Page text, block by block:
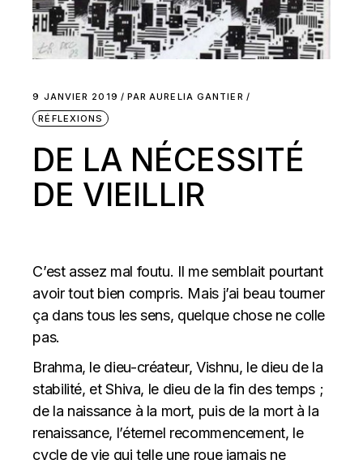
9 JANVIER 2019 PAR AURELIA GANTIER
RÉFLEXIONS
DE LA NÉCESSITÉ
DE VIEILLIR
C’est assez mal foutu. Il me semblait pourtant
avoir tout bien compris. Mais j’ai beau tourner
ça dans tous les sens, quelque chose ne colle
pas.
Brahma, le dieu-créateur, Vishnu, le dieu de la
stabilité, et Shiva, le dieu de la fin des temps ;
de la naissance à la mort, puis de la mort à la
renaissance, l’éternel recommencement, le
cycle de vie qui telle une roue jamais ne